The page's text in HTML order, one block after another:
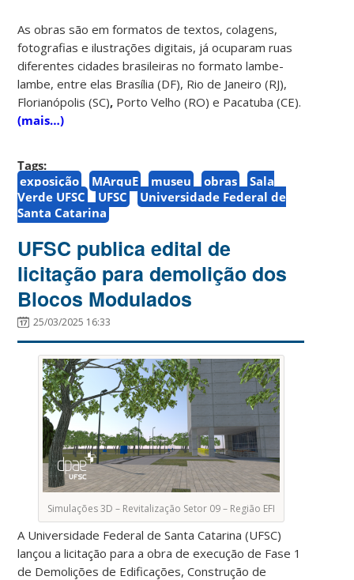
As obras são em formatos de textos, colagens,
fotografias e ilustrações digitais, já ocuparam ruas
diferentes cidades brasileiras no formato lambe-
lambe, entre elas Brasília (DF), Rio de Janeiro (RJ),
Florianópolis (SC), Porto Velho (RO) e Pacatuba (CE).
(mais…)
Tags:
exposição
MArquE museu obras
Sala
Verde UFSC
UFSC
Universidade Federal de
Santa Catarina
UFSC publica edital de
licitação para demolição dos
Blocos Modulados
25/03/2025 16:33
Simulações 3D – Revitalização Setor 09 – Região EFI
A Universidade Federal de Santa Catarina (UFSC)
lançou a licitação para a obra de execução de Fase 1
de Demolições de Edificações, Construção de